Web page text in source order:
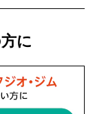
に